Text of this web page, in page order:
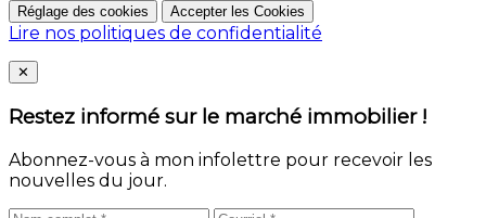
Réglage des cookies Accepter les Cookies
Lire nos politiques de confidentialité
Close
✕
Restez informé sur le marché immobilier !
Abonnez-vous à mon infolettre pour recevoir les
nouvelles du jour.